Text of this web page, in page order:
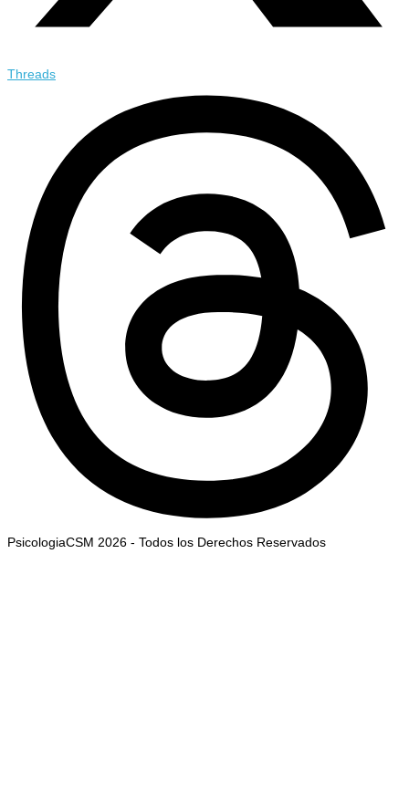
Threads
PsicologiaCSM 2026 - Todos los Derechos Reservados